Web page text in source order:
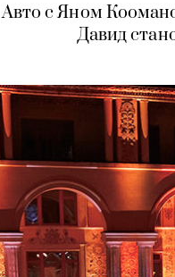
Авто с Яном
Давид